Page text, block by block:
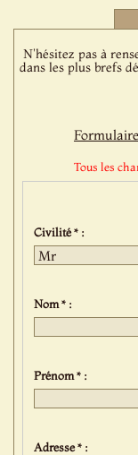
N'hésitez pas à
dans les plus brefs
Tous les
Civilité * :
Nom * :
Prénom * :
Adresse * :